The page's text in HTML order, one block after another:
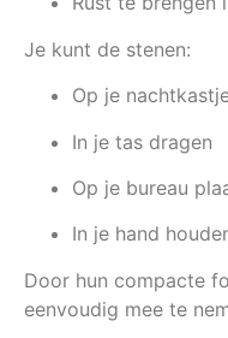
Je kunt de stenen:
Op je
In je tas dragen
Op je bureau
In je hand
Door hun compacte
eenvoudig mee te